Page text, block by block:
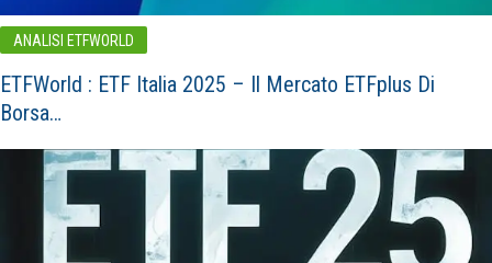
ANALISI ETFWORLD
ETFWorld : ETF Italia 2025 – Il Mercato ETFplus Di
Borsa…